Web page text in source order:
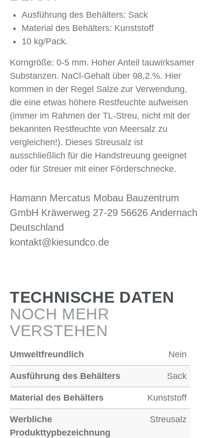
Ausführung des Behälters: Sack
Material des Behälters: Kunststoff
10 kg/Pack.
Korngröße: 0-5 mm. Hoher Anteil tauwirksamer
Substanzen. NaCl-Gehalt über 98,2.%. Hier
kommen in der Regel Salze zur Verwendung,
die eine etwas höhere Restfeuchte aufweisen
(immer im Rahmen der TL-Streu, nicht mit der
bekannten Restfeuchte von Meersalz zu
vergleichen!). Dieses Streusalz ist
ausschließlich für die Handstreuung geeignet
oder für Streuer mit einer Förderschnecke.
Hamann Mercatus Mobau Bauzentrum
GmbH Kräwerweg 27-29 56626 Andernach
Deutschland
kontakt@kiesundco.de
TECHNISCHE DATEN
NOCH MEHR
VERSTEHEN
Umweltfreundlich Nein
Ausführung des Behälters Sack
Material des Behälters Kunststoff
Werbliche
Produkttypbezeichnung
Streusalz